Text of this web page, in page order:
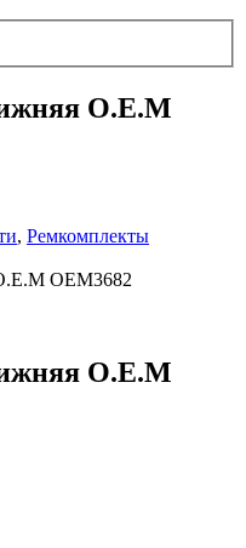
O.E.M
, Ремкомплекты
OEM3682
O.E.M